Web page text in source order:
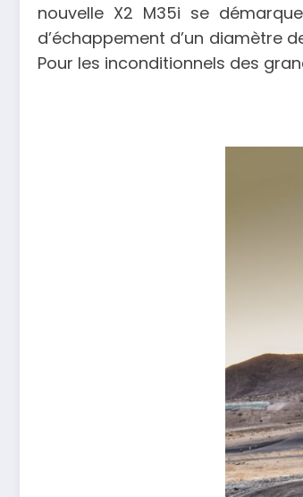
nouvelle X2 M35i se
d’échappement d’un diamètre
Pour les inconditionnels des